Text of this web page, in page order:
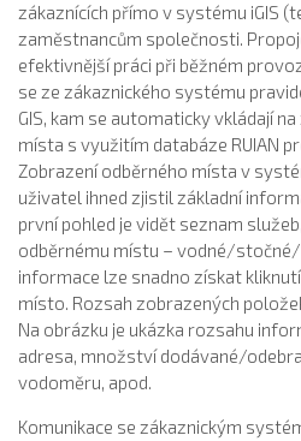
zákaznících přímo v systému iGIS
zaměstnancům společnosti.
efektivnější práci při běžném
se ze zákaznického systému
GIS, kam se automaticky vkládají
místa s využitím databáze RUIAN
Zobrazení odběrného místa v
uživatel ihned zjistil základní
první pohled je vidět seznam
odběrnému místu – vodné/
informace lze snadno získat
místo. Rozsah zobrazených
Na obrázku je ukázka rozsahu
adresa, množství dodávané/
vodoměru, apod.
Komunikace se zákaznickým